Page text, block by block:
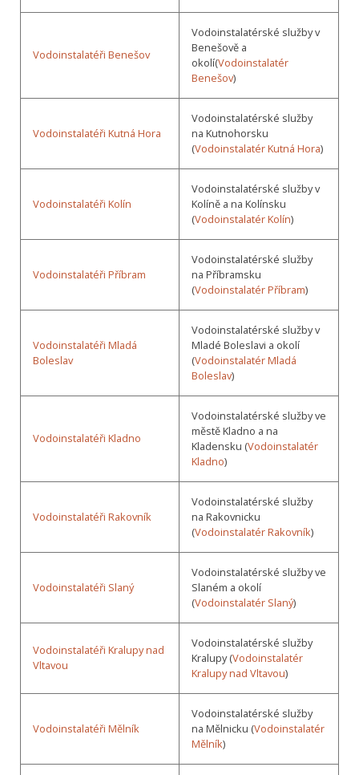
Vodoinstalatéři Benešov
Vodoinstalatérské služby v
Benešově a
okolí(Vodoinstalatér
Benešov)
Vodoinstalatéři Kutná Hora
Vodoinstalatérské služby
na Kutnohorsku
(Vodoinstalatér Kutná Hora)
Vodoinstalatéři Kolín
Vodoinstalatérské služby v
Kolíně a na Kolínsku
(Vodoinstalatér Kolín)
Vodoinstalatéři Příbram
Vodoinstalatérské služby
na Příbramsku
(Vodoinstalatér Příbram)
Vodoinstalatéři Mladá
Boleslav
Vodoinstalatérské služby v
Mladé Boleslavi a okolí
(Vodoinstalatér Mladá
Boleslav)
Vodoinstalatéři Kladno
Vodoinstalatérské služby ve
městě Kladno a na
Kladensku (Vodoinstalatér
Kladno)
Vodoinstalatéři Rakovník
Vodoinstalatérské služby
na Rakovnicku
(Vodoinstalatér Rakovník)
Vodoinstalatéři Slaný
Vodoinstalatérské služby ve
Slaném a okolí
(Vodoinstalatér Slaný)
Vodoinstalatéři Kralupy nad
Vltavou
Vodoinstalatérské služby
Kralupy (Vodoinstalatér
Kralupy nad Vltavou)
Vodoinstalatéři Mělník
Vodoinstalatérské služby
na Mělnicku (Vodoinstalatér
Mělník)